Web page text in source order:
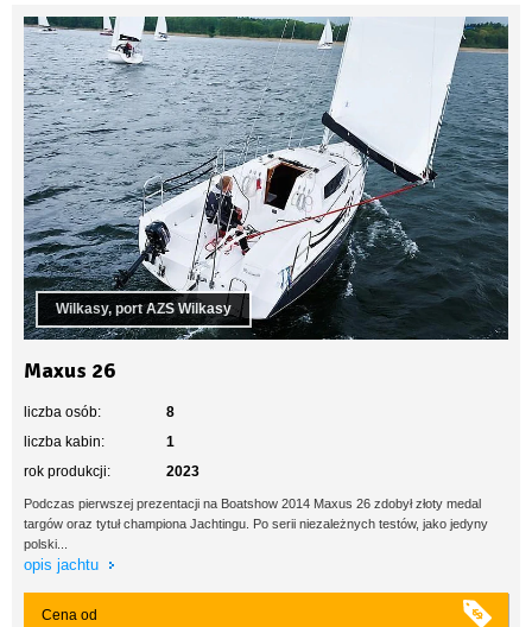
Wilkasy, port AZS Wilkasy
Maxus 26
liczba osób:
8
liczba kabin:
1
rok produkcji:
2023
Podczas pierwszej prezentacji na Boatshow 2014 Maxus 26 zdobył złoty medal
targów oraz tytuł championa Jachtingu. Po serii niezależnych testów, jako jedyny
polski...
opis jachtu
Cena od